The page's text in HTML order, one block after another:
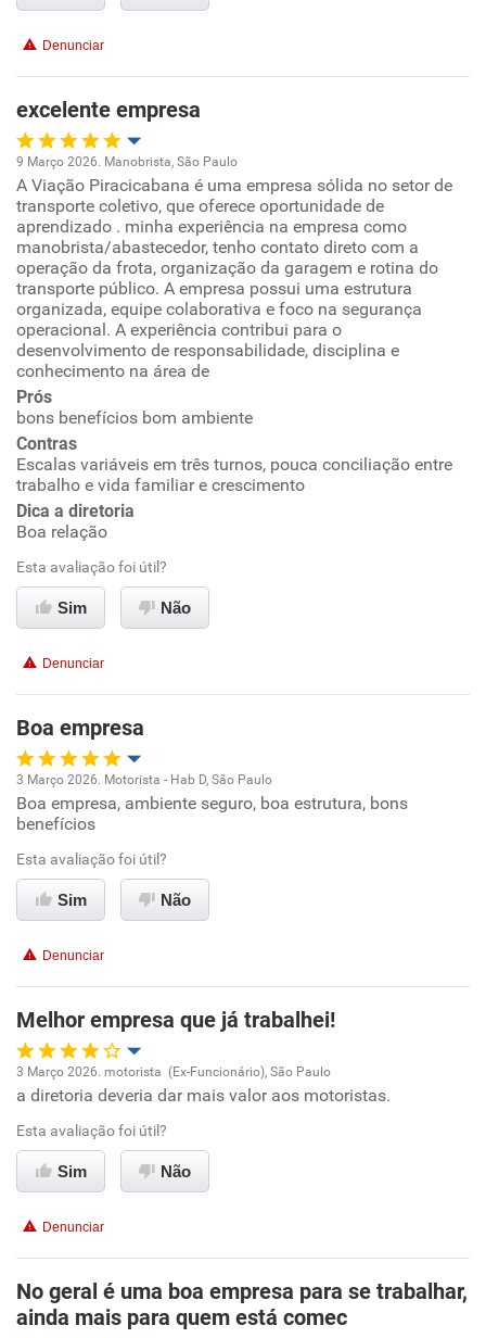
Benefícios
Recomenda esta empresa
Recomenda a diretoria
Denunciar
excelente empresa
Oportunidade de promoção
Ambiente de trabalho
Conciliação com a vida familiar
Benefícios
9 Março 2026. Manobrista, São Paulo
A Viação Piracicabana é uma empresa sólida no setor de
transporte coletivo, que oferece oportunidade de
aprendizado . minha experiência na empresa como
manobrista/abastecedor, tenho contato direto com a
operação da frota, organização da garagem e rotina do
transporte público. A empresa possui uma estrutura
organizada, equipe colaborativa e foco na segurança
operacional. A experiência contribui para o
desenvolvimento de responsabilidade, disciplina e
conhecimento na área de
Prós
bons benefícios bom ambiente
Contras
Escalas variáveis em três turnos, pouca conciliação entre
trabalho e vida familiar e crescimento
Dica a diretoria
Boa relação
Esta avaliação foi útil?
Sim Não
Denunciar
Boa empresa
Oportunidade de promoção
Ambiente de trabalho
Conciliação com a vida familiar
Recomenda esta empresa
Recomenda a diretoria
3 Março 2026. Motorista - Hab D, São Paulo
Boa empresa, ambiente seguro, boa estrutura, bons
benefícios
Esta avaliação foi útil?
Sim Não
Denunciar
Melhor empresa que já trabalhei!
Oportunidade de promoção
Ambiente de trabalho
Benefícios
Recomenda esta empresa
3 Março 2026. motorista (Ex-Funcionário), São Paulo
a diretoria deveria dar mais valor aos motoristas.
Esta avaliação foi útil?
Sim Não
Denunciar
No geral é uma boa empresa para se trabalhar,
ainda mais para quem está comec